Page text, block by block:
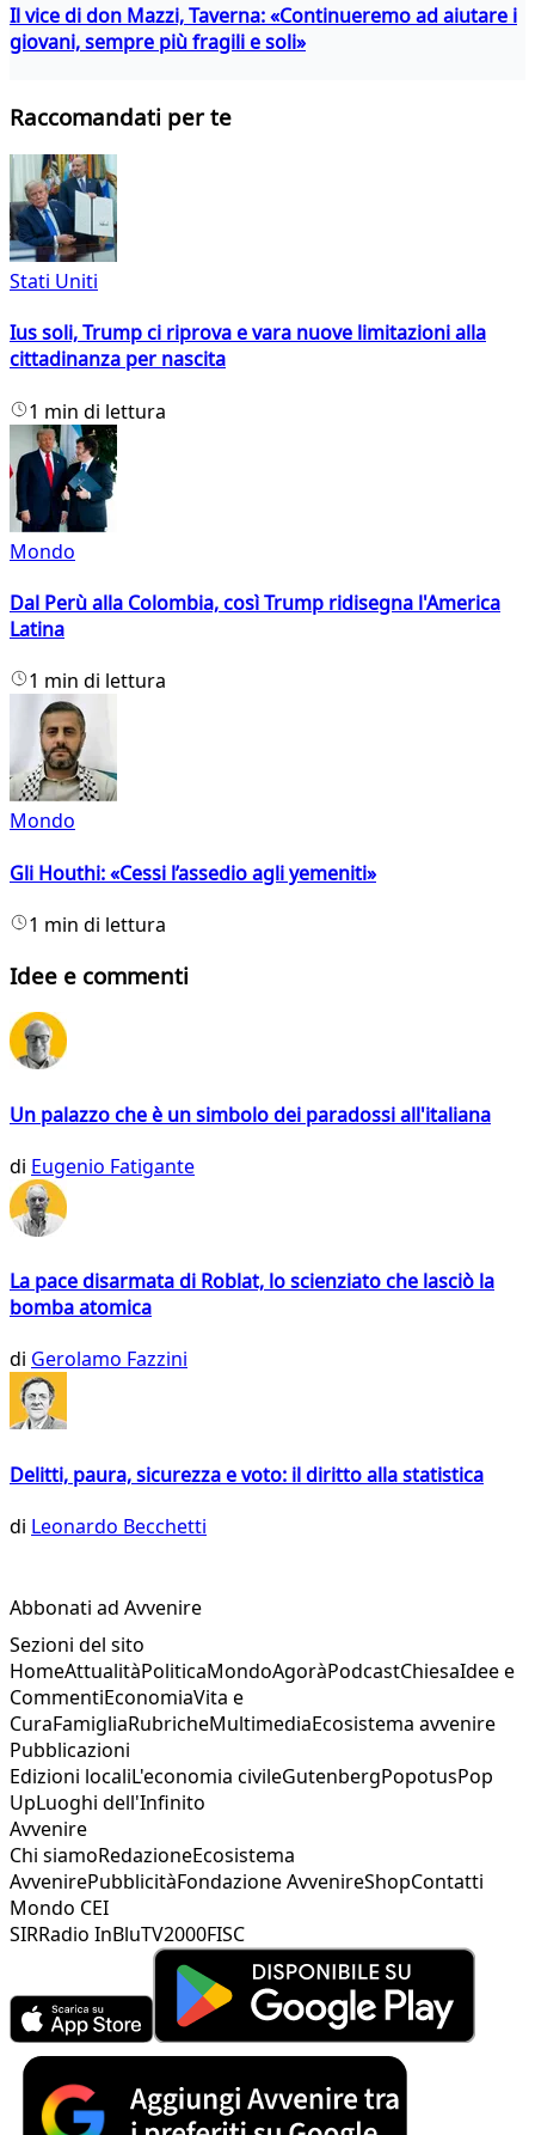
Il vice di don Mazzi, Taverna: «Continueremo ad aiutare i
giovani, sempre più fragili e soli»
Raccomandati per te
Stati Uniti
Ius soli, Trump ci riprova e vara nuove limitazioni alla
cittadinanza per nascita
1 min di lettura
Mondo
Dal Perù alla Colombia, così Trump ridisegna l'America
Latina
1 min di lettura
Mondo
Gli Houthi: «Cessi l’assedio agli yemeniti»
1 min di lettura
Idee e commenti
Un palazzo che è un simbolo dei paradossi all'italiana
di Eugenio Fatigante
La pace disarmata di Roblat, lo scienziato che lasciò la
bomba atomica
di Gerolamo Fazzini
Delitti, paura, sicurezza e voto: il diritto alla statistica
di Leonardo Becchetti
Abbonati ad Avvenire
Sezioni del sito
HomeAttualitàPoliticaMondoAgoràPodcastChiesaIdee e
CommentiEconomiaVita e
CuraFamigliaRubricheMultimediaEcosistema avvenire
Pubblicazioni
Edizioni localiL'economia civileGutenbergPopotusPop
UpLuoghi dell'Infinito
Avvenire
Chi siamoRedazioneEcosistema
AvvenirePubblicitàFondazione AvvenireShopContatti
Mondo CEI
SIRRadio InBluTV2000FISC